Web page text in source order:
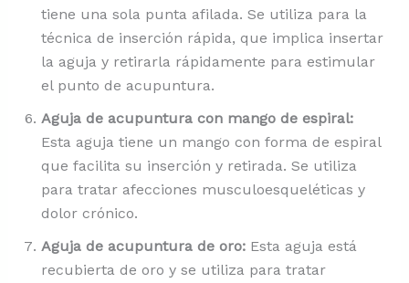
tiene una sola punta afilada. Se utiliza para la
técnica de inserción rápida, que implica insertar
la aguja y retirarla rápidamente para estimular
el punto de acupuntura.
Aguja de acupuntura con mango de espiral:
Esta aguja tiene un mango con forma de espiral
que facilita su inserción y retirada. Se utiliza
para tratar afecciones musculoesqueléticas y
dolor crónico.
Aguja de acupuntura de oro:Esta aguja está
recubierta de oro y se utiliza para tratar